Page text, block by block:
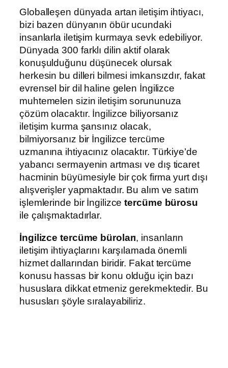
Globalleşen dünyada artan iletişim ihtiyacı,
bizi bazen dünyanın öbür ucundaki
insanlarla iletişim kurmaya sevk edebiliyor.
Dünyada 300 farklı dilin aktif olarak
konuşulduğunu düşünecek olursak
herkesin bu dilleri bilmesi imkansızdır, fakat
evrensel bir dil haline gelen İngilizce
muhtemelen sizin iletişim sorununuza
çözüm olacaktır. İngilizce biliyorsanız
iletişim kurma şansınız olacak,
bilmiyorsanız bir İngilizce tercüme
uzmanına ihtiyacınız olacaktır. Türkiye’de
yabancı sermayenin artması ve dış ticaret
hacminin büyümesiyle bir çok firma yurt dışı
alışverişler yapmaktadır. Bu alım ve satım
işlemlerinde bir İngilizcetercüme bürosu
ile çalışmaktadırlar.
İngilizce tercüme büroları, insanların
iletişim ihtiyaçlarını karşılamada önemli
hizmet dallarından biridir. Fakat tercüme
konusu hassas bir konu olduğu için bazı
hususlara dikkat etmeniz gerekmektedir. Bu
hususları şöyle sıralayabiliriz.